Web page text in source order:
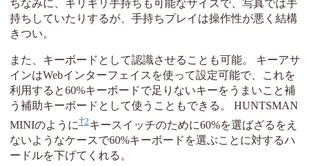
ちなみに、ギリギリ手持ちも可能なサイズで、写真では手
持ちしていたりするが、手持ちプレイは操作性が悪く結構
きつい。
また、キーボードとして認識させることも可能。 キーアサ
インはWebインターフェイスを使って設定可能で、これを
利用すると60%キーボードで足りないキーをうまいこと補
う補助キーボードとして使うこともできる。 HUNTSMAN
MINIのように 2キースイッチのために60%を選ばざるをえ
ないようなケースで60%キーボードを選ぶことに対するハ
ードルを下げてくれる。